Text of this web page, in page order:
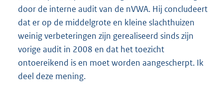
door de interne audit van de nVWA. Hij concludeert
dat er op de middelgrote en kleine slachthuizen
weinig verbeteringen zijn gerealiseerd sinds zijn
vorige audit in 2008 en dat het toezicht
ontoereikend is en moet worden aangescherpt. Ik
deel deze mening.